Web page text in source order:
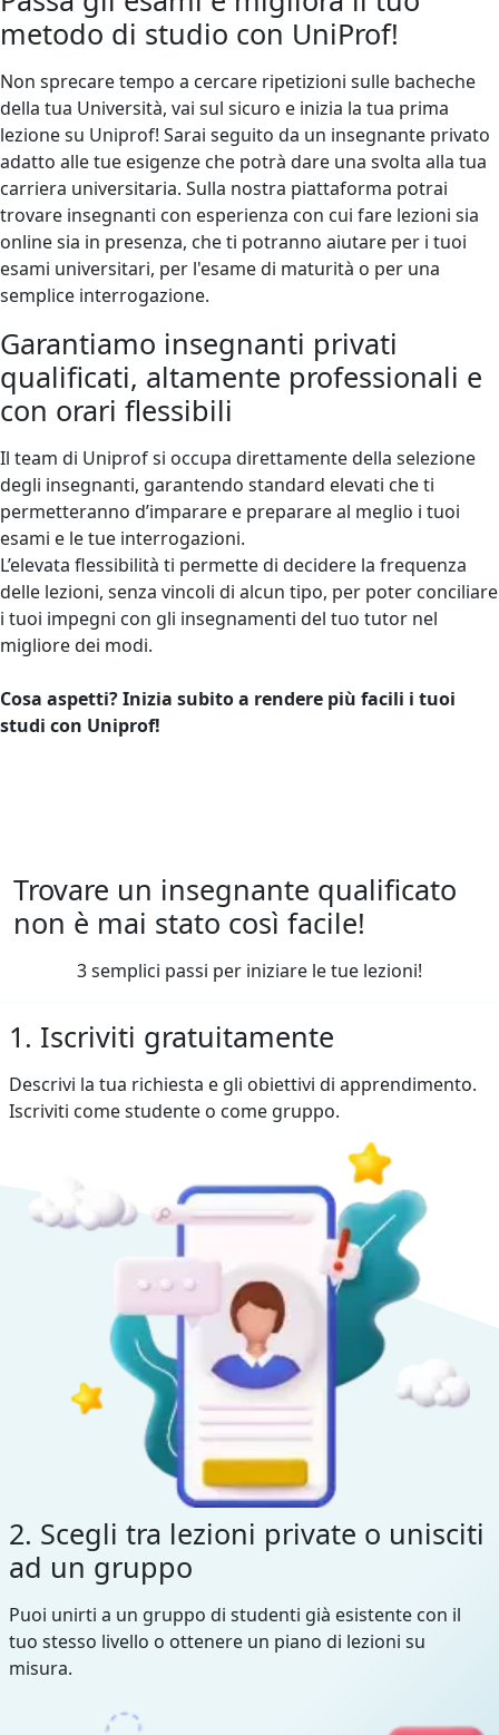
metodo di studio con UniProf!
Non sprecare tempo a cercare ripetizioni sulle bacheche
della tua Università, vai sul sicuro e inizia la tua prima
lezione su Uniprof! Sarai seguito da un insegnante privato
adatto alle tue esigenze che potrà dare una svolta alla tua
carriera universitaria. Sulla nostra piattaforma potrai
trovare insegnanti con esperienza con cui fare lezioni sia
online sia in presenza, che ti potranno aiutare per i tuoi
esami universitari, per l'esame di maturità o per una
semplice interrogazione.
Garantiamo insegnanti privati
qualificati, altamente professionali e
con orari flessibili
Il team di Uniprof si occupa direttamente della selezione
degli insegnanti, garantendo standard elevati che ti
permetteranno d’imparare e preparare al meglio i tuoi
esami e le tue interrogazioni.
L’elevata flessibilità ti permette di decidere la frequenza
delle lezioni, senza vincoli di alcun tipo, per poter conciliare
i tuoi impegni con gli insegnamenti del tuo tutor nel
migliore dei modi.
Cosa aspetti? Inizia subito a rendere più facili i tuoi
studi con Uniprof!
Trovare un insegnante qualificato
non è mai stato così facile!
3 semplici passi per iniziare le tue lezioni!
1. Iscriviti gratuitamente
Descrivi la tua richiesta e gli obiettivi di apprendimento.
Iscriviti come studente o come gruppo.
2. Scegli tra lezioni private o unisciti
ad un gruppo
Puoi unirti a un gruppo di studenti già esistente con il
tuo stesso livello o ottenere un piano di lezioni su
misura.